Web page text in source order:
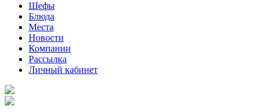
Шефы
Блюда
Места
Новости
Компании
Рассылка
Личный кабинет